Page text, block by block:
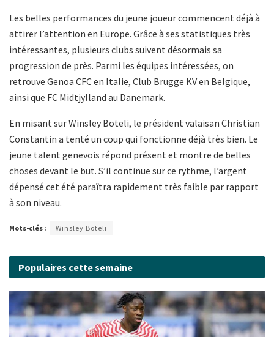
Les belles performances du jeune joueur commencent déjà à
attirer l’attention en Europe. Grâce à ses statistiques très
intéressantes, plusieurs clubs suivent désormais sa
progression de près. Parmi les équipes intéressées, on
retrouve Genoa CFC en Italie, Club Brugge KV en Belgique,
ainsi que FC Midtjylland au Danemark.
En misant sur Winsley Boteli, le président valaisan Christian
Constantin a tenté un coup qui fonctionne déjà très bien. Le
jeune talent genevois répond présent et montre de belles
choses devant le but. S’il continue sur ce rythme, l’argent
dépensé cet été paraîtra rapidement très faible par rapport
à son niveau.
Mots-clés : Winsley Boteli
Populaires cette semaine